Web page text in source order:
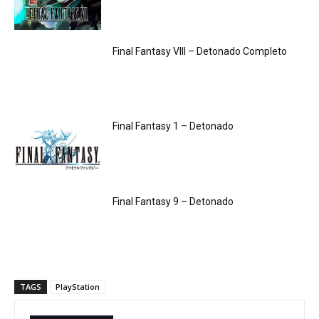
Final Fantasy VIII – Detonado Completo
Final Fantasy 1 – Detonado
Final Fantasy 9 – Detonado
TAGS PlayStation